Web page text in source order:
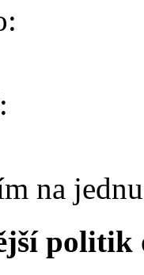
na
politik